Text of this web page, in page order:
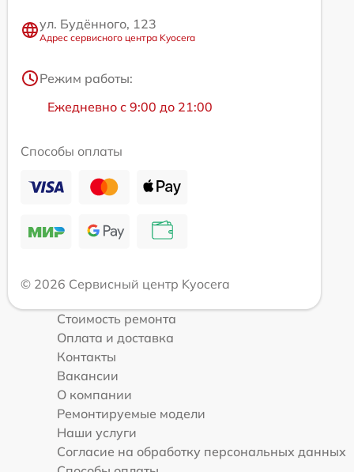
ул. Будённого, 123
Адрес сервисного центра Kyocera
Режим работы:
Ежедневно с 9:00 до 21:00
Способы оплаты
© 2026 Сервисный центр Kyocera
Стоимость ремонта
Оплата и доставка
Контакты
Вакансии
О компании
Ремонтируемые модели
Наши услуги
Согласие на обработку персональных данных